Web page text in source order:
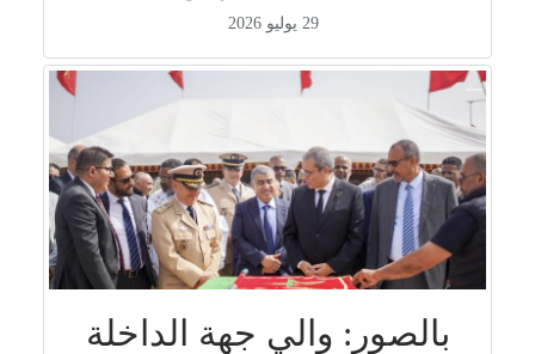
29 يوليو 2026
بالصور: والي جهة الداخلة